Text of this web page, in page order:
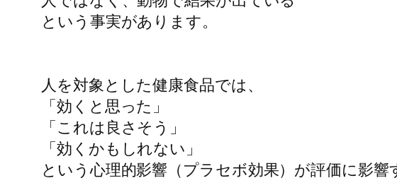
という事実があります。
人を対象とした健康食品では、
「効くと思った」
「これは良さそう」
「効くかもしれない」
という心理的影響（プラセボ効果）が評価に影響